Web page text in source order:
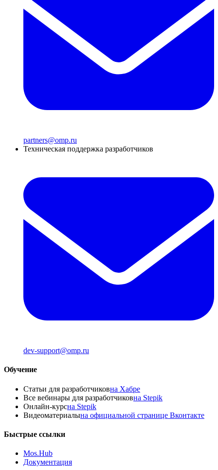
partners@omp.ru
Техническая поддержка разработчиков
dev-support@omp.ru
Обучение
Статьи для разработчиковна Хабре
Все вебинары для разработчиковна Stepik
Онлайн-курсна Stepik
Видеоматериалына официальной странице Вконтакте
Быстрые ссылки
Mos.Hub
Документация